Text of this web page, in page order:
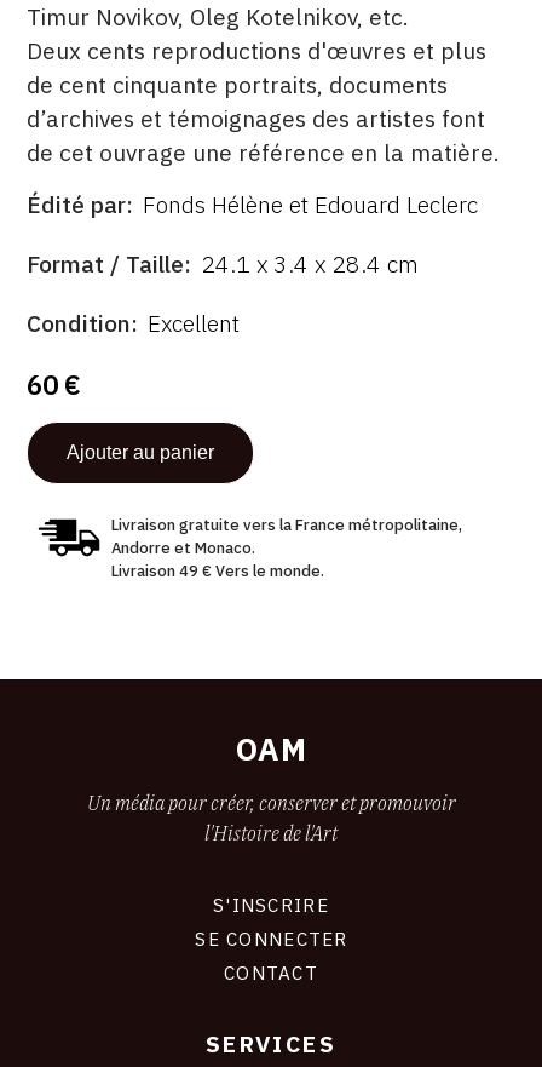
Timur Novikov, Oleg Kotelnikov, etc.
Deux cents reproductions d'œuvres et plus
de cent cinquante portraits, documents
d’archives et témoignages des artistes font
de cet ouvrage une référence en la matière.
ÉDITÉ
Édité par Fonds Hélène et Edouard Leclerc
FORMAT
Format / Taille 24.1 x 3.4 x 28.4 cm
ÉTAT
Condition Excellent
60 €
Livraison gratuite vers la France métropolitaine,
Andorre et Monaco.
Livraison 49 € Vers le monde.
OAM
Un média pour créer, conserver et promouvoir
l'Histoire de l'Art
S'INSCRIRE
SE CONNECTER
CONTACT
SERVICES